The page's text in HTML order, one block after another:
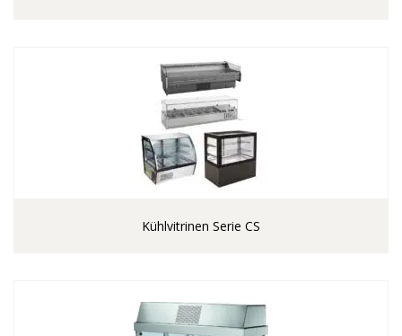
Kühlvitrinen Serie CS